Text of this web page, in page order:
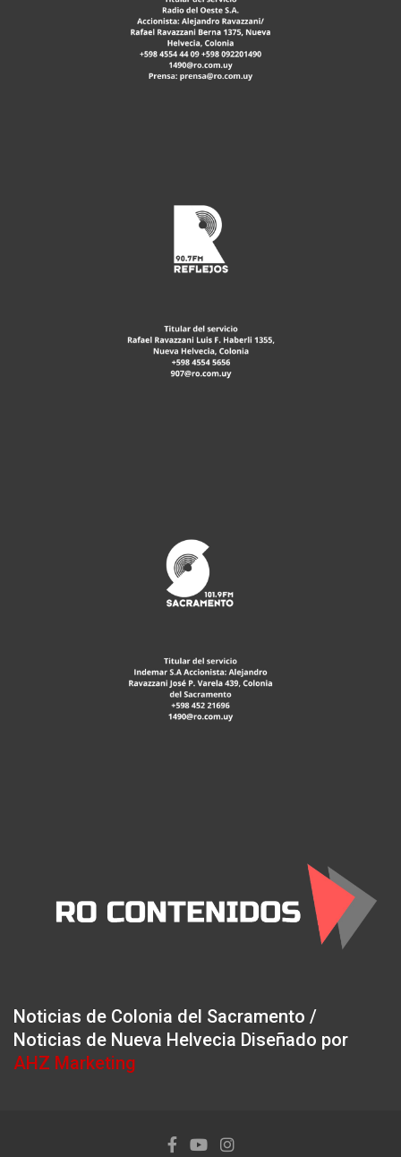
Noticias de Colonia del Sacramento /
Noticias de Nueva Helvecia Diseñado por
AHZ Marketing